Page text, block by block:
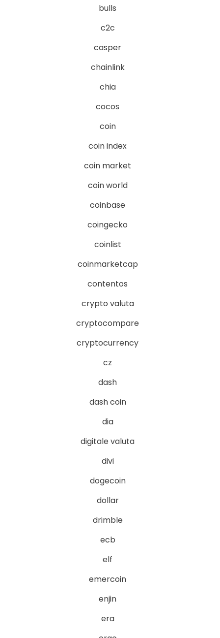
bulls
c2c
casper
chainlink
chia
cocos
coin
coin index
coin market
coin world
coinbase
coingecko
coinlist
coinmarketcap
contentos
crypto valuta
cryptocompare
cryptocurrency
cz
dash
dash coin
dia
digitale valuta
divi
dogecoin
dollar
drimble
ecb
elf
emercoin
enjin
era